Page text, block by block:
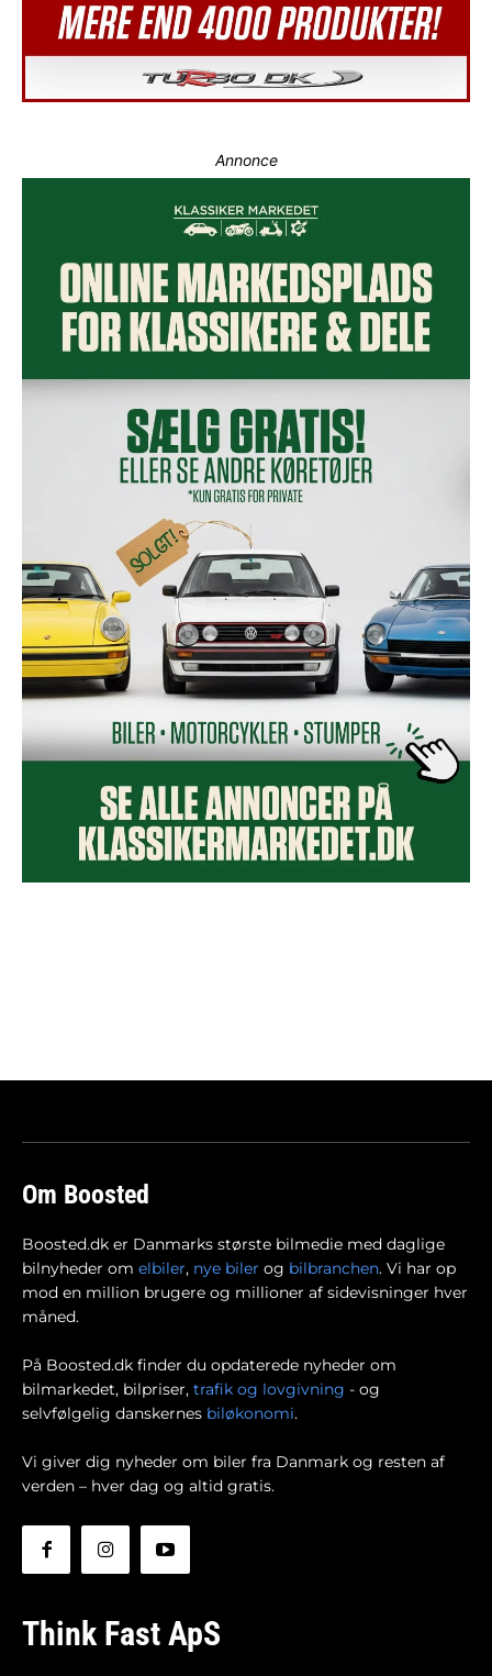
Annonce
Om Boosted
Boosted.dk er Danmarks største bilmedie med daglige
bilnyheder om elbiler, nye biler og bilbranchen. Vi har op
mod en million brugere og millioner af sidevisninger hver
måned.
På Boosted.dk finder du opdaterede nyheder om
bilmarkedet, bilpriser, trafik og lovgivning - og
selvfølgelig danskernes biløkonomi.
Vi giver dig nyheder om biler fra Danmark og resten af
verden – hver dag og altid gratis.
Think Fast ApS